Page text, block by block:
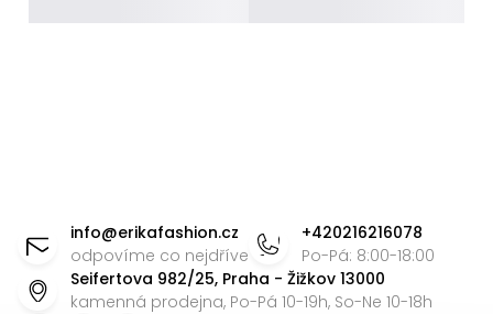
info@erikafashion.cz
odpovíme co nejdříve
+420216216078
Po-Pá: 8:00-18:00
Seifertova 982/25, Praha - Žižkov 13000
kamenná prodejna, Po-Pá 10-19h, So-Ne 10-18h